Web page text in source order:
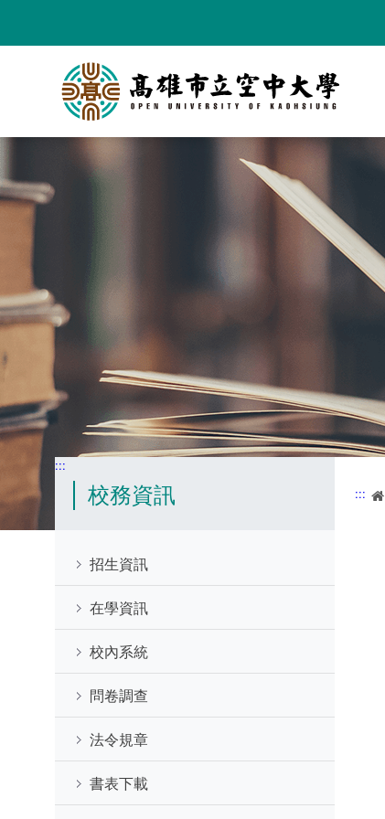
要
:::
校務資訊
招生資訊
在學資訊
校內系統
問卷調查
法令規章
書表下載
:::